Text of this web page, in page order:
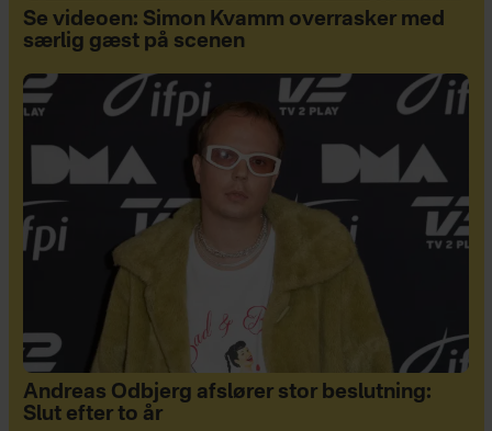
Se videoen: Simon Kvamm overrasker med
særlig gæst på scenen
Andreas Odbjerg afslører stor beslutning:
Slut efter to år